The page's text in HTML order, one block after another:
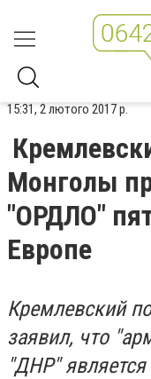
15:31, 2 лютого 2017 р.
Монголы
"ОРДЛО"
Европе
Кремлевский
заявил, что
"ДНР"